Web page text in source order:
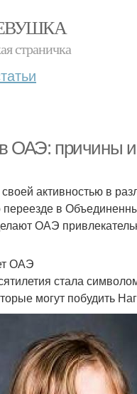
страничка
ОАЭ: причины
активностью в
переезде в
ОАЭ
ОАЭ
стала
могут побудить